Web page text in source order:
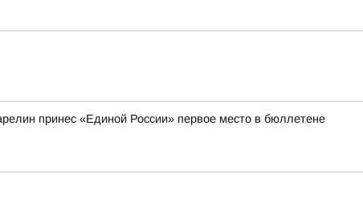
принес «Единой России» первое место в бюллетене